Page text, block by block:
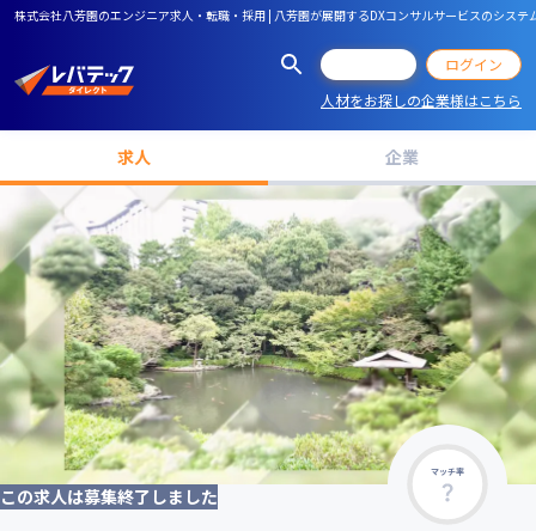
株式会社八芳園のエンジニア求人・転職・採用 | 八芳園が展開するDXコンサルサービスのシス
ログイン
人材をお探しの企業様はこちら
求人 企業
マッチ率
この求人は募集終了しました